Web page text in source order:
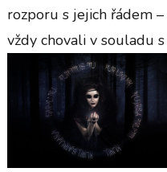
rozporu s jejich řádem
vždy chovali v souladu